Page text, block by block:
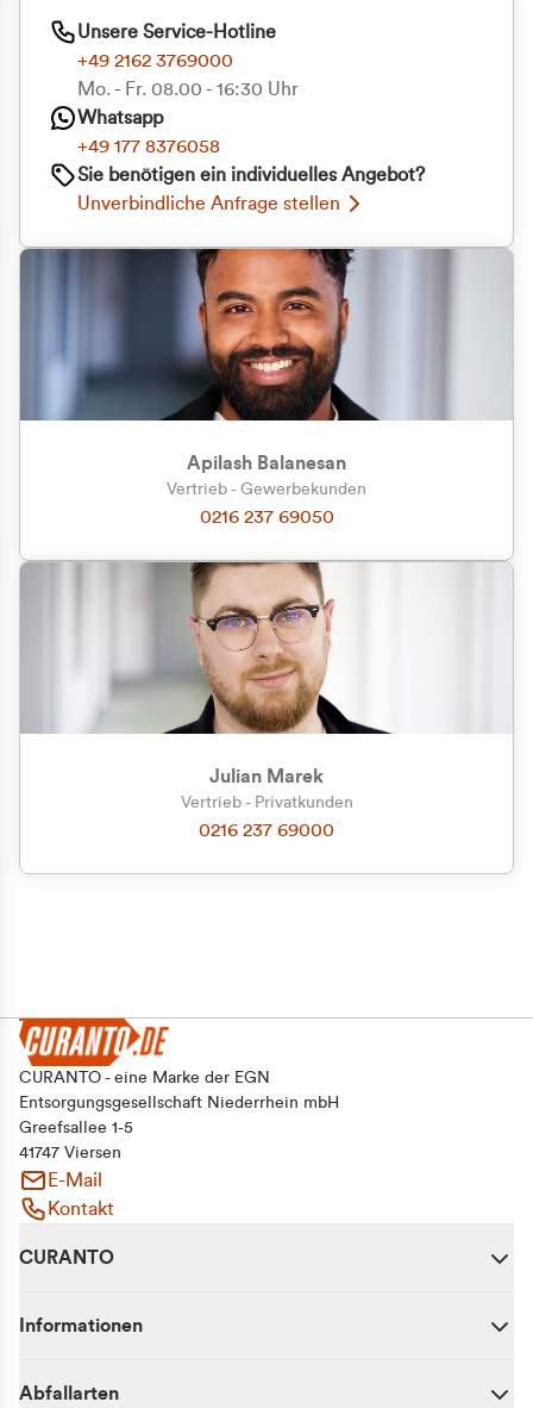
Zu welcher Kundengruppe
gehören Sie?
Privatkunde (inkl. MwSt.)
Geschäftskunde (exkl. MwSt.)
Unsere Service-Hotline
+49 2162 3769000
Mo. - Fr. 08.00 - 16:30 Uhr
Whatsapp
+49 177 8376058
Sie benötigen ein individuelles Angebot?
Unverbindliche Anfrage stellen
Apilash Balanesan
Vertrieb - Gewerbekunden
0216 237 69050
Julian Marek
Vertrieb - Privatkunden
0216 237 69000
CURANTO - eine Marke der EGN
Entsorgungsgesellschaft Niederrhein mbH
Greefsallee 1-5
41747 Viersen
E-Mail
Kontakt
CURANTO
Informationen
Abfallarten